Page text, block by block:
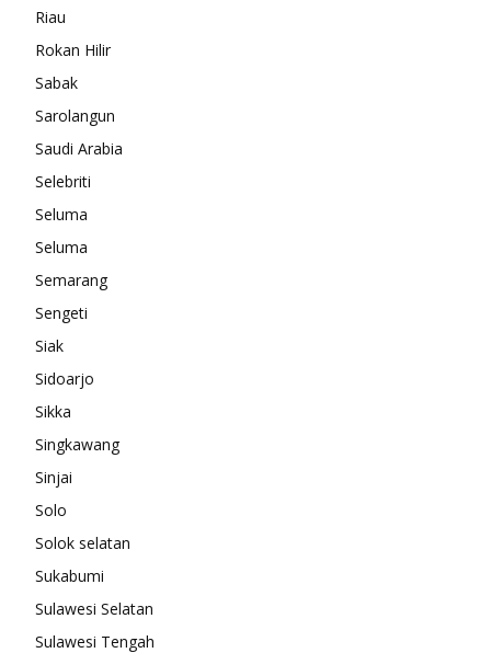
Riau
Rokan Hilir
Sabak
Sarolangun
Saudi Arabia
Selebriti
Seluma
Seluma
Semarang
Sengeti
Siak
Sidoarjo
Sikka
Singkawang
Sinjai
Solo
Solok selatan
Sukabumi
Sulawesi Selatan
Sulawesi Tengah